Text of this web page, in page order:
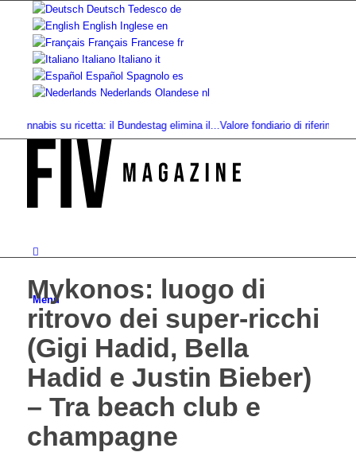
Deutsch Tedesco de
English Inglese en
Français Francese fr
Italiano Italiano it
Español Spagnolo es
Nederlands Olandese nl
su ricetta: il Bundestag elimina il...Valore fondiario di riferimento vs.
Menu
Mykonos: luogo di
ritrovo dei super-ricchi
(Gigi Hadid, Bella
Hadid e Justin Bieber)
– Tra beach club e
champagne